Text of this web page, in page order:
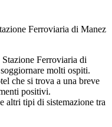
Ferroviaria di Manez
Ferroviaria di
molti ospiti.
che si trova a una breve
positivi.
altri tipi di sistemazione tra